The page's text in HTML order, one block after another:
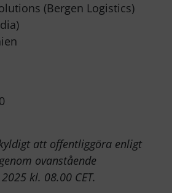
(Bergen Logistics)
att offentliggöra enligt
ovanstående
kl. 08.00 CET.